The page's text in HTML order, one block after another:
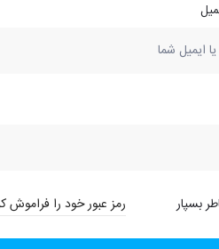
بسپار رمز عبور خود را فراموش